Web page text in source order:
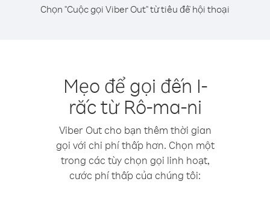
Chọn "Cuộc gọi Viber Out" từ tiêu đề hội thoại
Mẹo để gọi đến I-
rắc từ Rô-ma-ni
Viber Out cho bạn thêm thời gian
gọi với chi phí thấp hơn. Chọn một
trong các tùy chọn gọi linh hoạt,
cước phí thấp của chúng tôi: